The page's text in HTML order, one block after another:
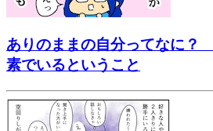
ありのままの自分ってなに？
素でいるということ